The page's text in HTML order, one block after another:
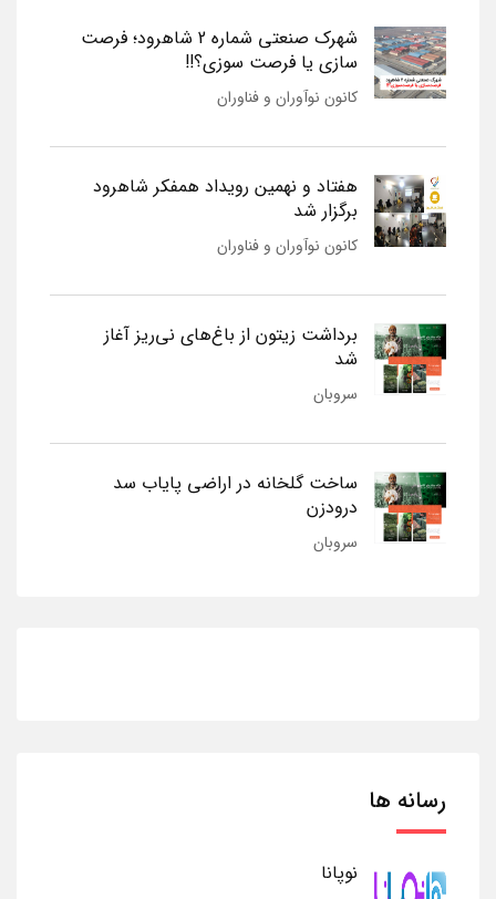
شهرک صنعتی شماره 2 شاهرود؛ فرصت
سازی یا فرصت سوزی؟!!
کانون نوآوران و فناوران
هفتاد و نهمین رویداد همفکر شاهرود
برگزار شد
کانون نوآوران و فناوران
برداشت زیتون از باغ‌های نی‌ریز آغاز
شد
سروبان
ساخت گلخانه در اراضی پایاب سد
درودزن
سروبان
رسانه ها
نوپانا